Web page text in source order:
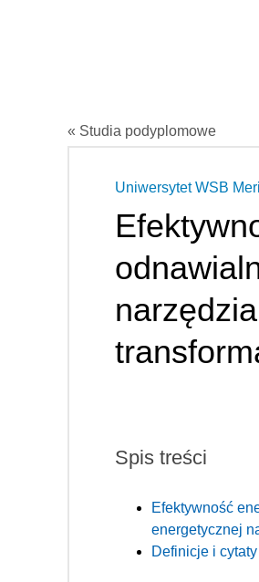
« Studia podyplomowe
Uniwersytet WSB
Spis treści
Efektywność
energetycznej
Definicje i